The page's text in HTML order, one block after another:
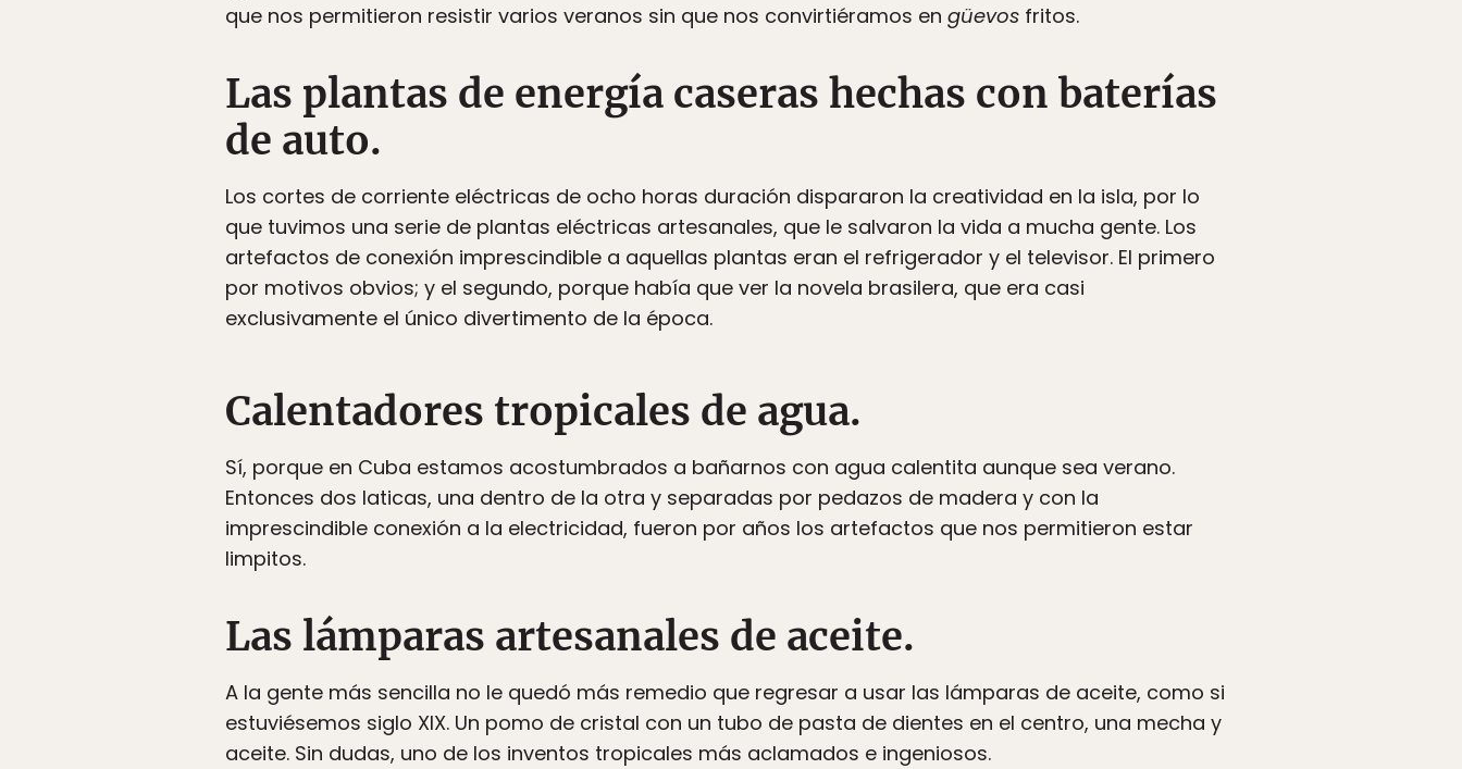
que nos permitieron resistir varios veranos sin que nos convirtiéramos en güevos fritos.
Las plantas de energía caseras hechas con baterías
de auto.
Los cortes de corriente eléctricas de ocho horas duración dispararon la creatividad en la isla, por lo
que tuvimos una serie de plantas eléctricas artesanales, que le salvaron la vida a mucha gente. Los
artefactos de conexión imprescindible a aquellas plantas eran el refrigerador y el televisor. El primero
por motivos obvios; y el segundo, porque había que ver la novela brasilera, que era casi
exclusivamente el único divertimento de la época.
Calentadores tropicales de agua.
Sí, porque en Cuba estamos acostumbrados a bañarnos con agua calentita aunque sea verano.
Entonces dos laticas, una dentro de la otra y separadas por pedazos de madera y con la
imprescindible conexión a la electricidad, fueron por años los artefactos que nos permitieron estar
limpitos.
Las lámparas artesanales de aceite.
A la gente más sencilla no le quedó más remedio que regresar a usar las lámparas de aceite, como si
estuviésemos siglo XIX. Un pomo de cristal con un tubo de pasta de dientes en el centro, una mecha y
aceite. Sin dudas, uno de los inventos tropicales más aclamados e ingeniosos.